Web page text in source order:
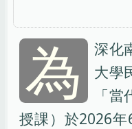
為
深化
大學
「
授課）於2026